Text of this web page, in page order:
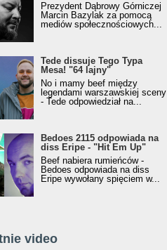
Prezydent Dąbrowy Górniczej
Marcin Bazylak za pomocą
mediów społecznościowych...
Tede dissuje Tego Typa
Mesa! "64 lajny"
No i mamy beef między
legendami warszawskiej sceny
- Tede odpowiedział na...
Bedoes 2115 odpowiada na
diss Eripe - "Hit Em Up"
Beef nabiera rumieńców -
Bedoes odpowiada na diss
Eripe wywołany spięciem w...
video